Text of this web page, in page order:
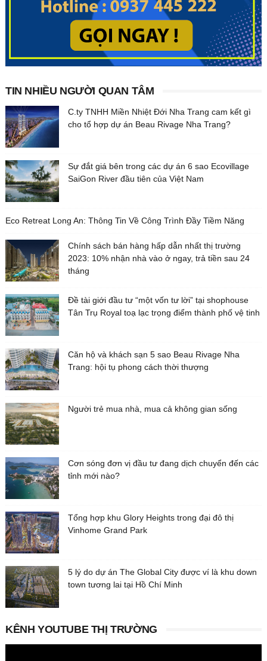
TIN NHIỀU NGƯỜI QUAN TÂM
C.ty TNHH Miền Nhiệt Đới Nha Trang cam kết gì
cho tổ hợp dự án Beau Rivage Nha Trang?
Sự đắt giá bên trong các dự án 6 sao Ecovillage
SaiGon River đầu tiên của Việt Nam
Eco Retreat Long An: Thông Tin Về Công Trình Đầy Tiềm Năng
Chính sách bán hàng hấp dẫn nhất thị trường
2023: 10% nhận nhà vào ở ngay, trả tiền sau 24
tháng
Đề tài giới đầu tư “một vốn tư lời” tại shophouse
Tân Trụ Royal toạ lạc trọng điểm thành phố vệ tinh
Căn hộ và khách sạn 5 sao Beau Rivage Nha
Trang: hội tụ phong cách thời thượng
Người trẻ mua nhà, mua cả không gian sống
Cơn sóng đơn vị đầu tư đang dịch chuyển đến các
tỉnh mới nào?
Tổng hợp khu Glory Heights trong đại đô thị
Vinhome Grand Park
5 lý do dự án The Global City được ví là khu down
town tương lai tại Hồ Chí Minh
KÊNH YOUTUBE THỊ TRƯỜNG